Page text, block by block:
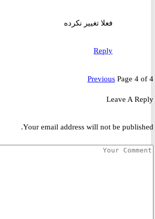
فعلا تغییر نکرده
Reply
Previous Page 4
Leave A
Your email address will not be